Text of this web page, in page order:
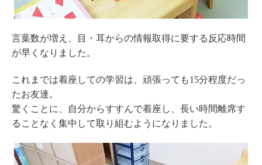
言葉数が増え、目・耳からの情報取得に要する反応時間
が早くなりました。
これまでは着座しての学習は、頑張っても15分程度だっ
たお友達。
驚くことに、自分からすすんで着座し、長い時間離席す
ることなく集中して取り組むようになりました。